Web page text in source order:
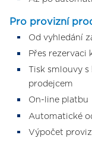
Pro provizní
Od vyhledání
Přes rezervaci
Tisk smlouvy
prodejcem
On-line platbu
Automatické
Výpočet